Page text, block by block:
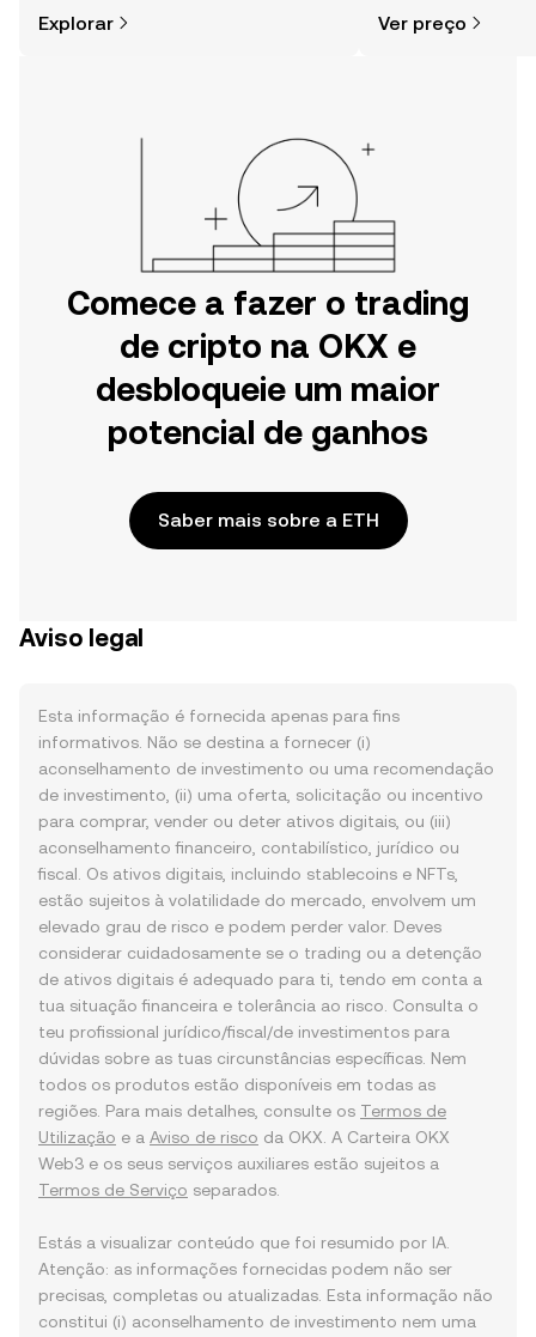
Começa a tua viagem na aplicação
Explorar
mais.
Ver preço
Comece a fazer o trading
de cripto na OKX e
desbloqueie um maior
potencial de ganhos
Saber mais sobre a ETH
Aviso legal
Esta informação é fornecida apenas para fins
informativos. Não se destina a fornecer (i)
aconselhamento de investimento ou uma recomendação
de investimento, (ii) uma oferta, solicitação ou incentivo
para comprar, vender ou deter ativos digitais, ou (iii)
aconselhamento financeiro, contabilístico, jurídico ou
fiscal. Os ativos digitais, incluindo stablecoins e NFTs,
estão sujeitos à volatilidade do mercado, envolvem um
elevado grau de risco e podem perder valor. Deves
considerar cuidadosamente se o trading ou a detenção
de ativos digitais é adequado para ti, tendo em conta a
tua situação financeira e tolerância ao risco. Consulta o
teu profissional jurídico/fiscal/de investimentos para
dúvidas sobre as tuas circunstâncias específicas. Nem
todos os produtos estão disponíveis em todas as
regiões. Para mais detalhes, consulte os Termos de
Utilização e a Aviso de risco da OKX. A Carteira OKX
Web3 e os seus serviços auxiliares estão sujeitos a
Termos de Serviço separados.
Estás a visualizar conteúdo que foi resumido por IA.
Atenção: as informações fornecidas podem não ser
precisas, completas ou atualizadas. Esta informação não
constitui (i) aconselhamento de investimento nem uma